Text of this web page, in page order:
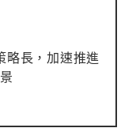
長，加速推進